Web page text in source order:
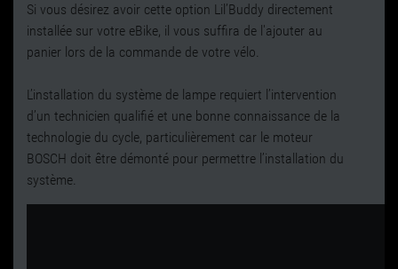
Si vous désirez avoir cette option Lil’Buddy directement
installée sur votre eBike, il vous suffira de l'ajouter au
panier lors de la commande de votre vélo.
L’installation du système de lampe requiert l’intervention
d’un technicien qualifié et une bonne connaissance de la
technologie du cycle, particulièrement car le moteur
BOSCH doit être démonté pour permettre l’installation du
système.